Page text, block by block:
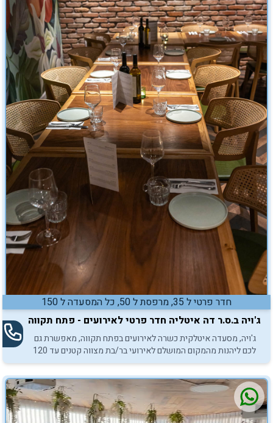
חדר פרטי ל 35, מרפסת ל 50, כל המסעדה ל 150
ג'ויה ב.ס.ר דה איטליה חדר פרטי לאירועים - פתח תקווה
ג'ויה, מסעדה איטלקית כשרה לאירועים בפתח תקווה, מאפשרת גם
לכם ליהנות מהמקום המושלם לאירועי בר/בת מצווה קטנים עד 120
משתתפים.